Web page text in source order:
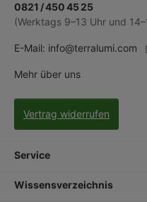
0821 / 450 45 25
(Werktags 9–13 Uhr und
E-Mail: info@terralumi.com
Mehr über uns
Vertrag widerrufen
Service
Wissensverzeichnis